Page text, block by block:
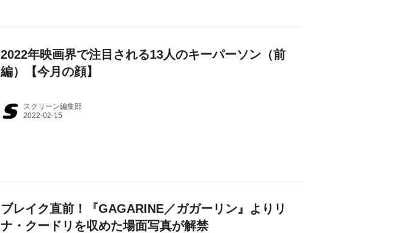
2022年映画界で注目される13人のキーパーソン（前
編）【今月の顔】
スクリーン編集部
ブレイク直前！『GAGARINE／ガガーリン』よりリ
ナ・クードリを収めた場面写真が解禁